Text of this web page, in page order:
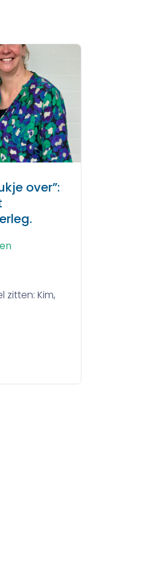
over”:
zitten: Kim,